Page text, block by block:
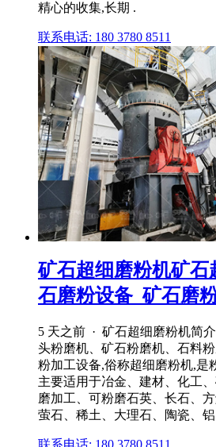
精心的收集,长期 .
联系电话: 180 3780 8511
矿石超细磨粉机矿石
石磨粉设备_矿石磨
5 天之前 · 矿石超细磨粉机简
头粉磨机、矿石粉磨机、石料
粉加工设备,俗称超细磨粉机,是
主要适用于冶金、建材、化工
磨加工、可粉磨石英、长石、
萤石、稀土、大理石、陶瓷、铝
联系电话: 180 3780 8511